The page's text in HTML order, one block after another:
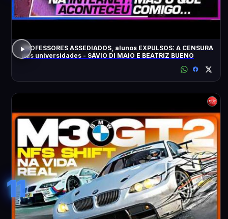
PROFESSORES ASSEDIADOS, alunos EXPULSOS: A CENSURA
nas universidades - SÁVIO DI MAIO E BEATRIZ BUENO
11